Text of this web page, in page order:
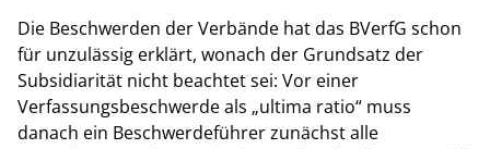
Die Beschwerden der Verbände hat das BVerfG schon
für unzulässig erklärt, wonach der Grundsatz der
Subsidiarität nicht beachtet sei: Vor einer
Verfassungsbeschwerde als „ultima ratio“ muss
danach ein Beschwerdeführer zunächst alle